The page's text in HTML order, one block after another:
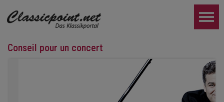
Conseil pour un concert